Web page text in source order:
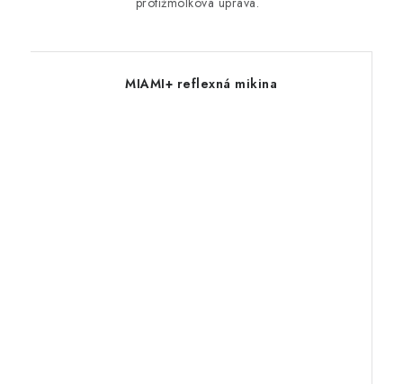
MIAMI+ reflexná mikina